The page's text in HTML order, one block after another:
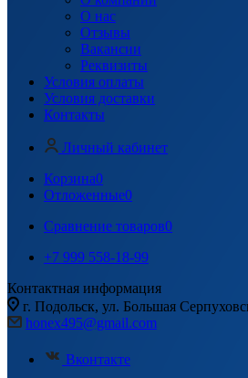
О нас
Отзывы
Вакансии
Реквизиты
Условия оплаты
Условия доставки
Контакты
Личный кабинет
Корзина0
Отложенные0
Сравнение товаров0
+7 999 558-18-99
Контактная информация
г. Подольск, ул. Большая
honex495@gmail.com
Вконтакте